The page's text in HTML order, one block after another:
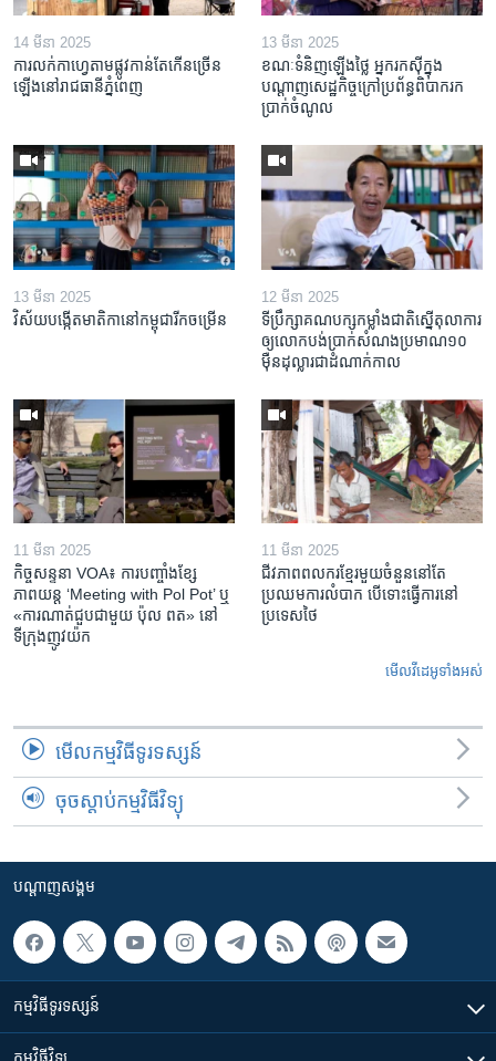
14 មីនា 2025
ការលក់​កាហ្វេ​តាម​ផ្លូវ​កាន់តែ​កើន​ច្រើន​
ឡើង​នៅ​រាជធានី​ភ្នំពេញ
13 មីនា 2025
ខណៈទំនិញឡើងថ្លៃ អ្នករកស៊ីក្នុង​
បណ្តាញ​សេដ្ឋកិច្ចក្រៅ​ប្រព័ន្ធពិបាក​រក​
ប្រាក់​ចំណូល
13 មីនា 2025
វិស័យ​បង្កើត​មាតិកា​នៅ​កម្ពុជា​រីក​ចម្រើន
12 មីនា 2025
ទីប្រឹក្សា​គណបក្ស​កម្លាំង​ជាតិ​ស្នើ​តុលាការ​
ឲ្យ​លោក​បង់ប្រាក់​សំណង​ប្រមាណ​១០​
ម៉ឺន​ដុល្លារ​ជា​ដំណាក់កាល
11 មីនា 2025
កិច្ចសន្ទនា VOA៖ ការ​បញ្ចាំង​ខ្សែ
ភាពយន្ត ‘Meeting with Pol Pot’ ឬ
«ការណាត់ជួប​ជាមួយ​ ប៉ុល ពត» នៅ
ទីក្រុងញូវយ៉ក​
11 មីនា 2025
ជីវភាពពលករខ្មែរមួយចំនួននៅតែ
ប្រឈមការលំបាក បើទោះធ្វើការនៅ
ប្រទេសថៃ
មើល​វីដេអូ​ទាំង​អស់
មើល​កម្មវិធី​ទូរទស្សន៍
ចុចស្តាប់កម្មវិធីវិទ្យុ
បណ្តាញ​សង្គម
កម្មវិធី​ទូរទស្សន៍